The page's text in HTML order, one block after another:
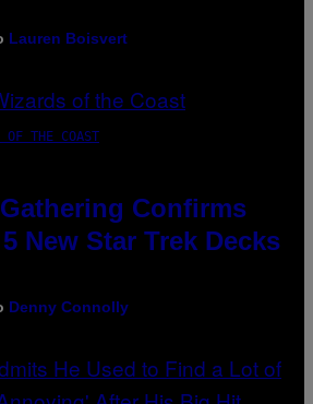
Lauren Boisvert
OF THE COAST
Confirms
New Star Trek Decks
Denny Connolly